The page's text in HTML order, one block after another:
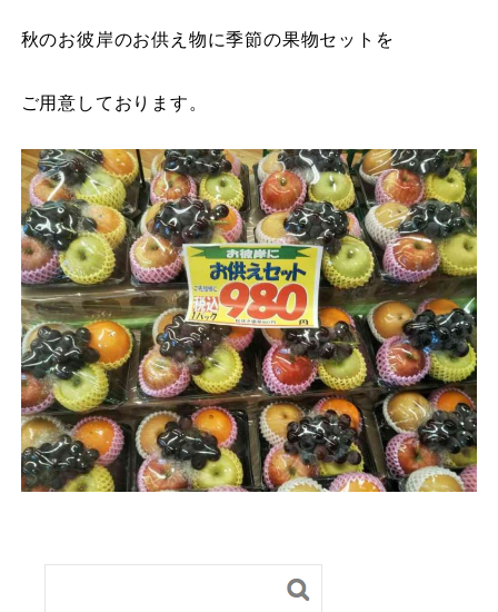
秋のお彼岸のお供え物に季節の果物セットを
ご用意しております。